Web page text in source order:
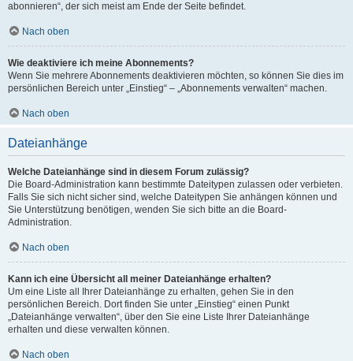
abonnieren“, der sich meist am Ende der Seite befindet.
Nach oben
Wie deaktiviere ich meine Abonnements?
Wenn Sie mehrere Abonnements deaktivieren möchten, so können Sie dies im
persönlichen Bereich unter „Einstieg“ – „Abonnements verwalten“ machen.
Nach oben
Dateianhänge
Welche Dateianhänge sind in diesem Forum zulässig?
Die Board-Administration kann bestimmte Dateitypen zulassen oder verbieten.
Falls Sie sich nicht sicher sind, welche Dateitypen Sie anhängen können und
Sie Unterstützung benötigen, wenden Sie sich bitte an die Board-
Administration.
Nach oben
Kann ich eine Übersicht all meiner Dateianhänge erhalten?
Um eine Liste all Ihrer Dateianhänge zu erhalten, gehen Sie in den
persönlichen Bereich. Dort finden Sie unter „Einstieg“ einen Punkt
„Dateianhänge verwalten“, über den Sie eine Liste Ihrer Dateianhänge
erhalten und diese verwalten können.
Nach oben